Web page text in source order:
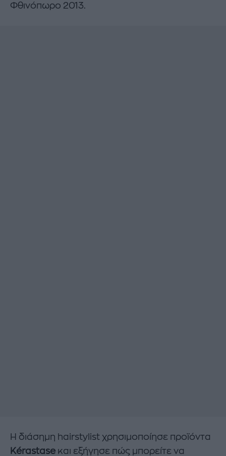
Φθινόπωρο 2013.
Η διάσημη hairstylist χρησιμοποίησε προϊόντα
Kérastase και εξήγησε πώς μπορείτε να